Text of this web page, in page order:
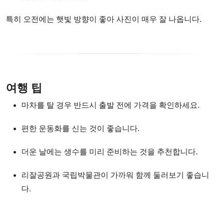
특히 오전에는 햇빛 방향이 좋아 사진이 매우 잘 나옵니다.
여행 팁
마차를 탈 경우 반드시 출발 전에 가격을 확인하세요.
편한 운동화를 신는 것이 좋습니다.
더운 날에는 생수를 미리 준비하는 것을 추천합니다.
리잘공원과 국립박물관이 가까워 함께 둘러보기 좋습니
다.